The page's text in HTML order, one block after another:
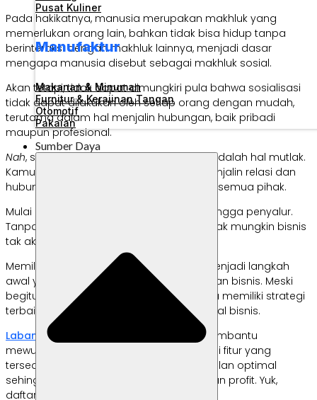
Pusat Kuliner
Manufaktur
Makanan & Minuman
Furnitur & Kerajinan Tangan
Otomotif
Pakaian
Sumber Daya
Pada hakikatnya, manusia merupakan makhluk yang
memerlukan orang lain, bahkan tidak bisa hidup tanpa
berinteraksi dengan makhluk lainnya, menjadi dasar
mengapa manusia disebut sebagai makhluk sosial.
Akan tetapi, tidak dapat dimungkiri pula bahwa sosialisasi
tidak dapat dilakukan oleh setiap orang dengan mudah,
terutama dalam hal menjalin hubungan, baik pribadi
maupun profesional.
Nah, sebagai pengusaha, bersosialisasi adalah hal mutlak.
Kamu harus bisa berinteraksi, bahkan menjalin relasi dan
hubungan kerja sama yang baik dengan semua pihak.
Mulai dari klien, target audiens, supplier, hingga penyalur.
Tanpa adanya relasi yang baik, bukan tidak mungkin bisnis
tak akan mampu berkembang.
Memiliki karakteristik wirausaha di atas menjadi langkah
awal yang sangat tepat untuk menjalankan bisnis. Meski
begitu, kamu tidak boleh lupa untuk selalu memiliki strategi
terbaik untuk mengoptimalkan operasional bisnis.
Labamudapat menjadi aplikasi yang membantu
mewujudkan kemudahan tersebut. Melalui fitur yang
tersedia, bisnis bisa dipastikan akan berjalan optimal
sehingga kamu bisa segera mendapatkan profit. Yuk,
daftarkan bisnismu sekarang!